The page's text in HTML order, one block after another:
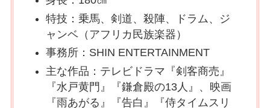
特技：乗馬、剣道、殺陣、ドラム、ジ
ャンベ（アフリカ民族楽器）
事務所：SHIN ENTERTAINMENT
主な作品：テレビドラマ『剣客商売』
『水戸黄門』『鎌倉殿の13人』、映画
『雨あがる』『告白』『侍タイムスリ